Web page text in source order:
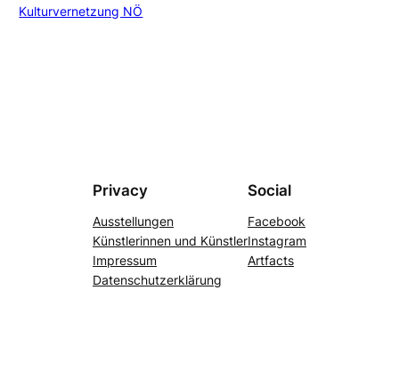
Kulturvernetzung NÖ
Privacy
Ausstellungen
Künstlerinnen und Künstler
Impressum
Datenschutzerklärung
Social
Facebook
Instagram
Artfacts